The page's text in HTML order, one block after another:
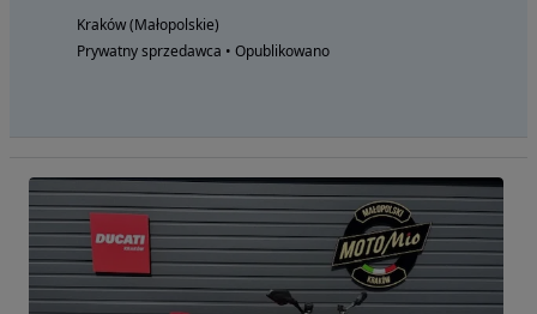
Kraków (Małopolskie)
Prywatny sprzedawca • Opublikowano